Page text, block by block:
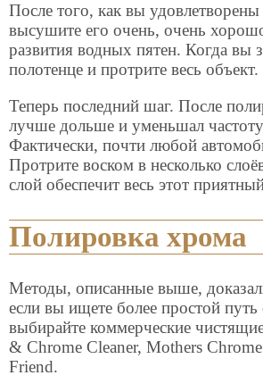
После того, как вы
высушите его очень, очень
развития водных пятен. Когда вы
полотенце и протрите весь объект.
Теперь последний шаг. После
лучше дольше и уменьшал
Фактически, почти любой
Протрите воском в несколько
слой обеспечит весь этот
Полировка хрома
Методы, описанные выше,
если вы ищете более простой
выбирайте коммерческие
& Chrome Cleaner, Mothers
Friend.